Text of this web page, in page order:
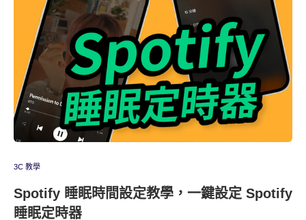
3C 教學
Spotify 睡眠時間設定教學，一鍵設定 Spotify
睡眠定時器